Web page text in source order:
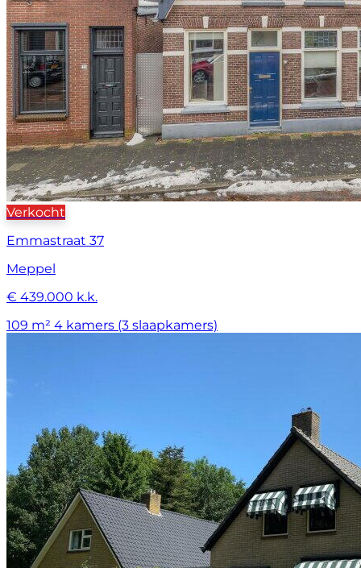
Verkocht
Emmastraat 37
Meppel
€ 439.000 k.k.
109 m² 4 kamers (3 slaapkamers)